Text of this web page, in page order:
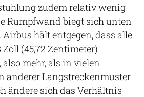
zudem relativ wenig
Rumpfwand biegt sich unten
hält entgegen, dass alle
(45,72 Zentimeter)
mehr, als in vielen
anderer Langstreckenmuster
ändere sich das Verhältnis